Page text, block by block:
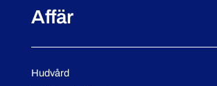
Affär
Hudvård